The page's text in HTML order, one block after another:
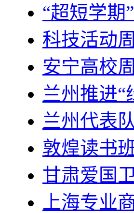
“超短学期
科技活动
安宁高校
兰州推进“
兰州代表
敦煌读书
甘肃爱国
上海专业